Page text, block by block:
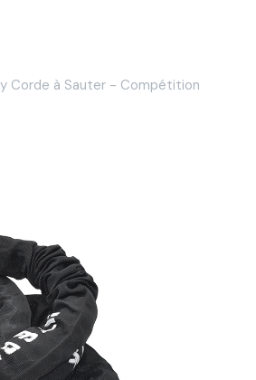
Corde à Sauter - Compétition